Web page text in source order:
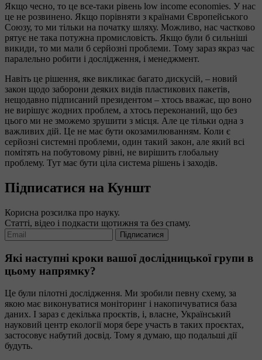
Якщо чесно, то це все-таки рівень low income economies. У нас
це не розвинено. Якщо порівняти з країнами Європейського
Союзу, то ми тільки на початку шляху. Можливо, нас частково
рятує не така потужна промисловість. Якщо були б сильніші
викиди, то ми мали б серйозні проблеми. Тому зараз якраз час
паралельно робити і дослідження, і менеджмент.
Навіть це рішення, яке викликає багато дискусій, – новий
закон щодо заборони деяких видів пластикових пакетів,
нещодавно підписаний президентом – хтось вважає, що воно
не вирішує жодних проблем, а хтось переконаний, що без
цього ми не зможемо зрушити з місця. Але це тільки одна з
важливих дій. Це не має бути окозамилюванням. Коли є
серйозні системні проблеми, один такий закон, але який всі
помітять на побутовому рівні, не вирішить глобальну
проблему. Тут має бути ціла система рішень і заходів.
Підписатися на Куншт
Корисна розсилка про науку.
Статті, відео і подкасти щотижня та без спаму.
Підписатися
Які наступні кроки вашої дослідницької групи в
цьому напрямку?
Це були пілотні дослідження. Ми зробили певну схему, за
якою має виконуватися моніторинг і накопичуватися база
даних. І зараз є декілька проєктів, і, власне, Український
науковий центр екології моря бере участь в таких проєктах,
застосовує набутий досвід. Тому я думаю, що подальші дії
будуть.